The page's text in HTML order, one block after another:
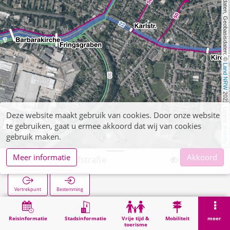
, Kartendaten, Geobasisdaten: ©
Land NRW
2021, Lizenz
dl-de/by-2-0
Reisinformatie Stadsinformatie
Vrije tijd &
toerisme
Mobiliteit meer
Eilendorf Josefstraße
Vertrekpunt Bestemming
Zoekopracht Eilendorf Josefstraße
Deze website maakt gebruik van cookies. Door onze website
te gebruiken, gaat u ermee akkoord dat wij van cookies
gebruik maken.
Meer informatie
Akkoord